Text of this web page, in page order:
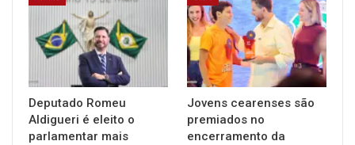
Deputado Romeu
Aldigueri é eleito o
parlamentar mais
Jovens cearenses são
premiados no
encerramento da